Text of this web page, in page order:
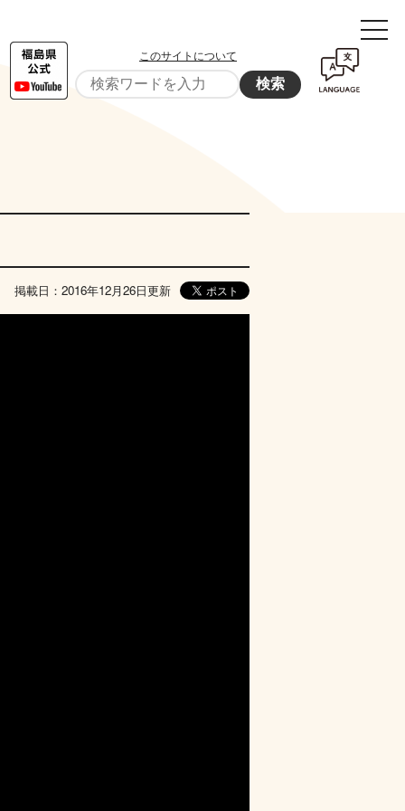
このサイトについて
検索
掲載日：2016年12月26日更新